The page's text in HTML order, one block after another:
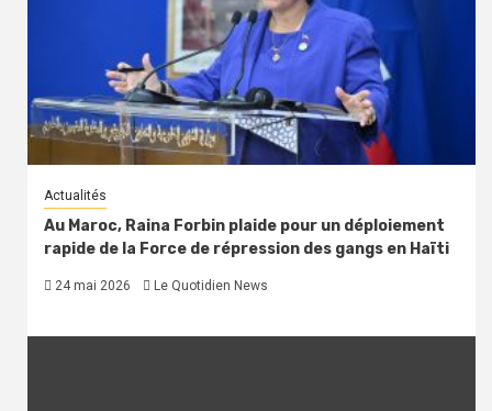
Actualités
Au Maroc, Raina Forbin plaide pour un déploiement
rapide de la Force de répression des gangs en Haïti
24 mai 2026 Le Quotidien News